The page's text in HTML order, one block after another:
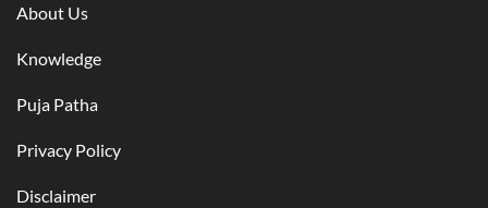
About Us
Knowledge
Puja Patha
Privacy Policy
Disclaimer